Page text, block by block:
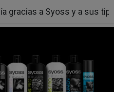
gracias a Syoss y a sus